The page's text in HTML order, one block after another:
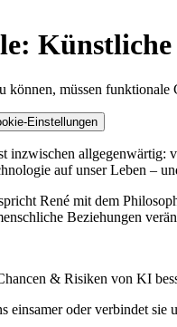
Künstliche
können, müssen funktionale
Einstellungen
inzwischen allgegenwärtig:
auf unser Leben –
René mit dem
Beziehungen
& Risiken von KI
einsamer oder verbindet sie